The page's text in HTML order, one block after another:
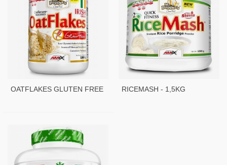
OATFLAKES GLUTEN FREE
RICEMASH - 1,5KG